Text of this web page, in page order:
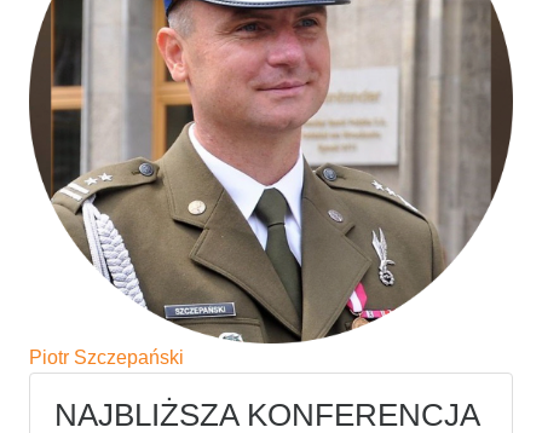
Piotr Szczepański
NAJBLIŻSZA KONFERENCJA